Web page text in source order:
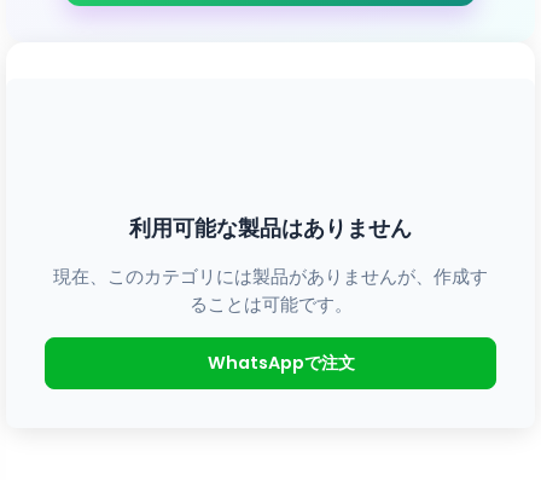
利用可能な製品はありません
現在、このカテゴリには製品がありませんが、作成す
ることは可能です。
WhatsAppで注文